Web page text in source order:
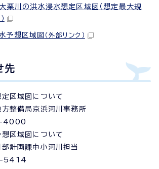
大栗川の洪水浸水想定区域図（想定最大規
予想区域図 （外部リンク）
先
区域図について
整備局京浜河川事務所
4000
区域図について
計画課中小河川担当
5414